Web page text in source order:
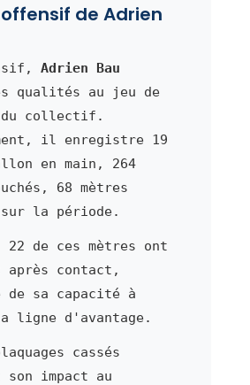
de Adrien
Adrien Bau
qualités au jeu de
du collectif.
il enregistre 19
en main, 264
68 mètres
sur la période.
22 de ces mètres ont
après contact,
de sa capacité à
ligne d'avantage.
cassés
impact au